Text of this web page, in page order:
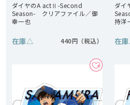
ダイヤのA actⅡ-Second
Season- クリアファイル／御
幸一也
在庫△ 440円
ダイ
持洋
在庫